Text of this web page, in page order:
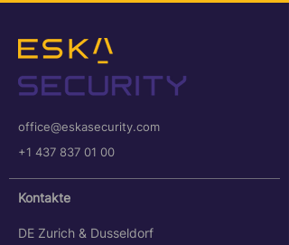
office@eskasecurity.com
+1 437 837 01 00
Kontakte
DE Zurich & Dusseldorf